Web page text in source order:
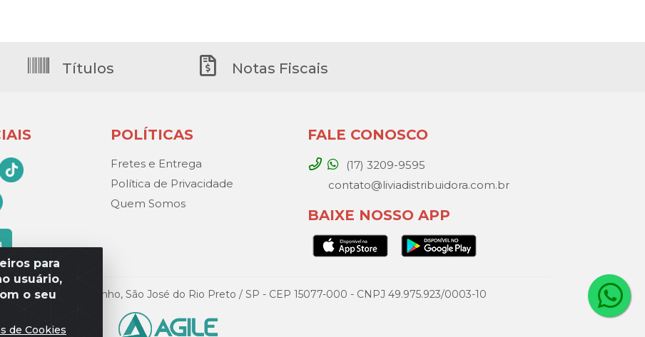
para
usuário,
o seu
de Cookies
Títulos Notas Fiscais
POLÍTICAS
Fretes e Entrega
Política de Privacidade
Quem Somos
FALE CONOSCO
(17) 3209-9595
contato@liviadistribuidora.com.br
BAIXE NOSSO APP
329 – Vila Toninho, São José do Rio Preto / SP - CEP 15077-000 - CNPJ 49.975.923/0003-10